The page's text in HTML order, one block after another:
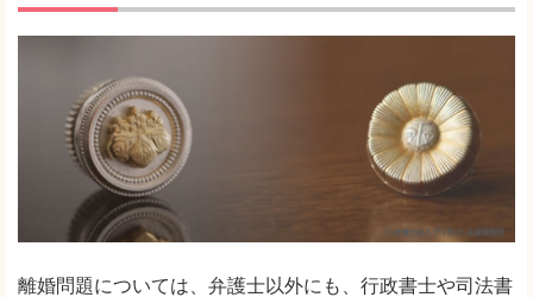
離婚問題については、弁護士以外にも、行政書士や司法書